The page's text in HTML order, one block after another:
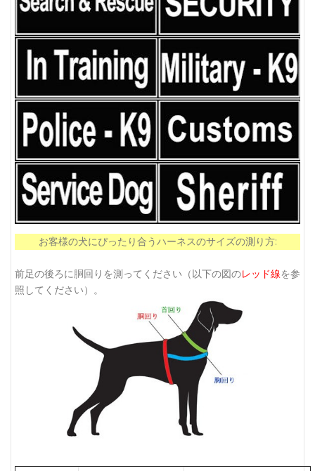
お客様の犬にぴったり合うハーネスのサイズの測り方:
前足の後ろに胴回りを測ってください（以下の図のレッド線を参
照してください）。